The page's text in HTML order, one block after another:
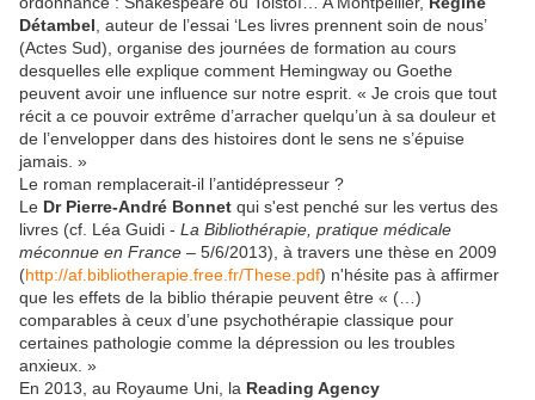
Détambel , auteur de l’essai ‘Les livres prennent soin de nous’
(Actes Sud), organise des journées de formation au cours
desquelles elle explique comment Hemingway ou Goethe
peuvent avoir une influence sur notre esprit. « Je crois que tout
récit a ce pouvoir extrême d’arracher quelqu’un à sa douleur et
de l’envelopper dans des histoires dont le sens ne s’épuise
jamais. »
Le roman remplacerait-il l’antidépresseur ?
Le Dr Pierre-André Bonnet qui s'est penché sur les vertus des
livres (cf. Léa Guidi - La Bibliothérapie, pratique médicale
méconnue en France – 5/6/2013), à travers une thèse en 2009
(http://af.bibliotherapie.free.fr/These.pdf) n'hésite pas à affirmer
que les effets de la biblio thérapie peuvent être « (…)
comparables à ceux d’une psychothérapie classique pour
certaines pathologie comme la dépression ou les troubles
anxieux. »
En 2013, au Royaume Uni, la Reading Agency